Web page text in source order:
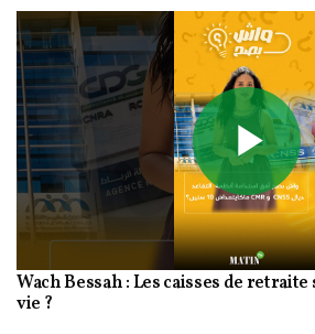
Wach Bessah : Les caisses de
vie ?